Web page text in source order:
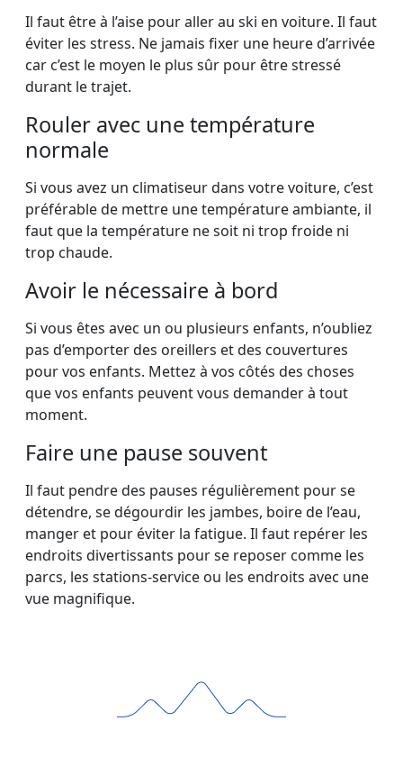
Il faut être à l’aise pour aller au ski en voiture. Il faut
éviter les stress. Ne jamais fixer une heure d’arrivée
car c’est le moyen le plus sûr pour être stressé
durant le trajet.
Rouler avec une température
normale
Si vous avez un climatiseur dans votre voiture, c’est
préférable de mettre une température ambiante, il
faut que la température ne soit ni trop froide ni
trop chaude.
Avoir le nécessaire à bord
Si vous êtes avec un ou plusieurs enfants, n’oubliez
pas d’emporter des oreillers et des couvertures
pour vos enfants. Mettez à vos côtés des choses
que vos enfants peuvent vous demander à tout
moment.
Faire une pause souvent
Il faut pendre des pauses régulièrement pour se
détendre, se dégourdir les jambes, boire de l’eau,
manger et pour éviter la fatigue. Il faut repérer les
endroits divertissants pour se reposer comme les
parcs, les stations-service ou les endroits avec une
vue magnifique.